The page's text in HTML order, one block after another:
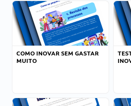
COMO INOVAR SEM GASTAR
MUITO